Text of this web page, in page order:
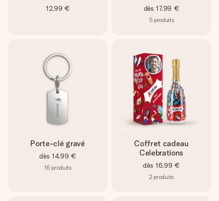
12,99 € dès 17,99 €
5 produits
Porte-clé gravé
dès 14,99 €
16 produits
Coffret cadeau
Celebrations
dès 16,99 €
2 produits